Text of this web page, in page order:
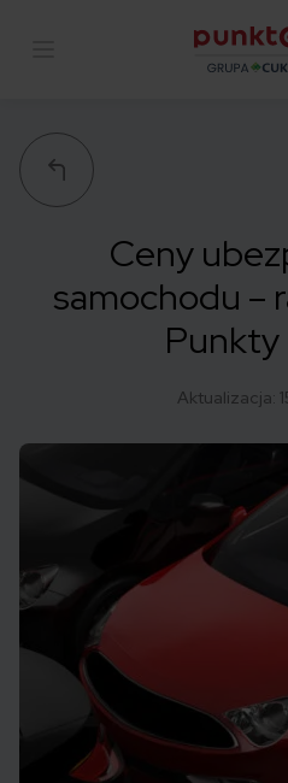
Ceny
samochodu –
Aktualizacja: